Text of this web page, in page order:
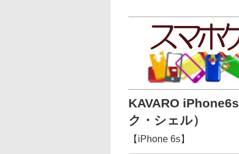
KAVARO
ク・シェル）
【iPhone 6s】